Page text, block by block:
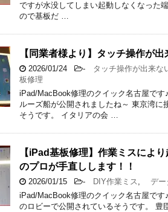
ですが水没してしまい起動しなくなった
ので基板だ …
【同業者様より】タッチ操作が
2026/01/24 - タッチ操作が出来な
板修理
iPad/MacBook修理のクイック名古屋で
ルーズ船が公開されましたね～ 東京湾に
そうです。 イタリアの会 …
【iPad基板修理】作業ミスによ
のプロが手直しします！！
2026/01/15 - DIY作業ミス , デー
iPad/MacBook修理のクイック名古屋で
のロビーで公開されているそうです。 豊